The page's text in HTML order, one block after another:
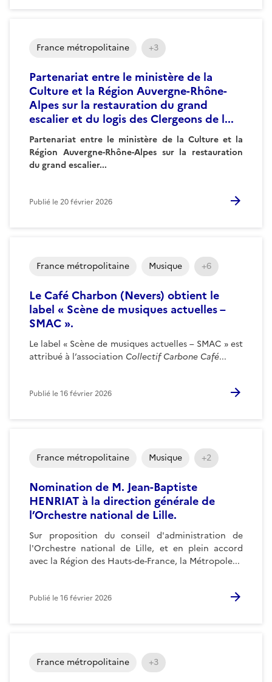
Partenariat entre le ministère de la
Culture et la Région Auvergne-Rhône-
Alpes sur la restauration du grand
escalier et du logis des Clergeons de l...
Partenariat entre le ministère de la Culture et la
Région Auvergne-Rhône-Alpes sur la restauration
du grand escalier...
France métropolitaine +3
Publié le20 février 2026
Le Café Charbon (Nevers) obtient le
label « Scène de musiques actuelles –
SMAC ».
Le label « Scène de musiques actuelles – SMAC » est
attribué à l’association Collectif Carbone Café...
France métropolitaine Musique +6
Publié le16 février 2026
Nomination de M. Jean-Baptiste
HENRIAT à la direction générale de
l’Orchestre national de Lille.
Sur proposition du conseil d'administration de
l'Orchestre national de Lille, et en plein accord
avec la Région des Hauts-de-France, la Métropole...
France métropolitaine Musique +2
Publié le16 février 2026
France métropolitaine +3